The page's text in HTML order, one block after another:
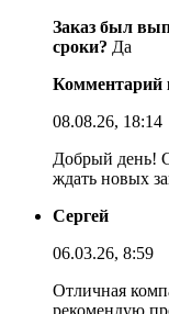
Заказ был
сроки? Да
Комментарий
08.08.26, 18:14
Добрый день!
ждать новых
Сергей
06.03.26, 8:59
Отличная
рекомендую